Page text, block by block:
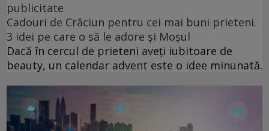
publicitate
Cadouri de Crăciun pentru cei mai buni prieteni.
3 idei pe care o să le adore și Moșul
Dacă în cercul de prieteni aveți iubitoare de
beauty, un calendar advent este o idee minunată.